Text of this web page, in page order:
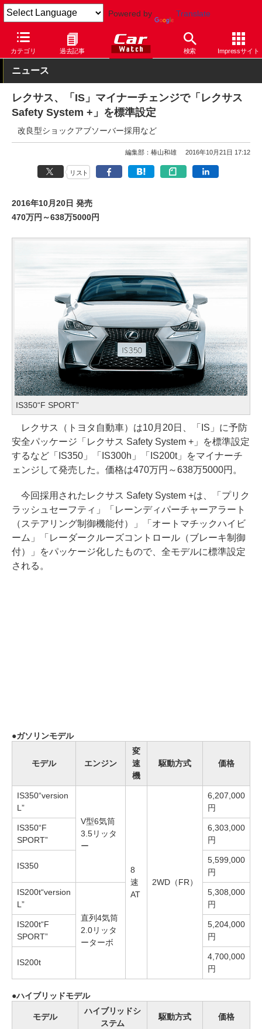
Powered by Translate
カテゴリ 過去記事 検索 Impressサイト
Car Watch 自動車 レクサス IS
ニュース
レクサス、「IS」マイナーチェンジで「レクサス
Safety System +」を標準設定
改良型ショックアブソーバー採用など
編集部：椿山和雄 2016年10月21日 17:12
リスト
2016年10月20日 発売
470万円～638万5000円
IS350“F SPORT”
レクサス（トヨタ自動車）は10月20日、「IS」に予防
安全パッケージ「レクサス Safety System +」を標準設定
するなど「IS350」「IS300h」「IS200t」をマイナーチ
ェンジして発売した。価格は470万円～638万5000円。
今回採用されたレクサス Safety System +は、「プリク
ラッシュセーフティ」「レーンディパーチャーアラート
（ステアリング制御機能付）」「オートマチックハイビ
ーム」「レーダークルーズコントロール（ブレーキ制御
付）」をパッケージ化したもので、全モデルに標準設定
される。
ガソリンモデル
モデル エンジン
変
速
機
駆動方式 価格
IS350“version
L”
V型6気筒
3.5リッタ
ー
8
速
AT
2WD（FR）
6,207,000
円
IS350“F
SPORT”
6,303,000
円
IS350
5,599,000
円
IS200t“version
L”
直列4気筒
2.0リッタ
ーターボ
5,308,000
円
IS200t“F
SPORT”
5,204,000
円
IS200t
4,700,000
円
ハイブリッドモデル
モデル
ハイブリッドシ
ステム
駆動方式 価格